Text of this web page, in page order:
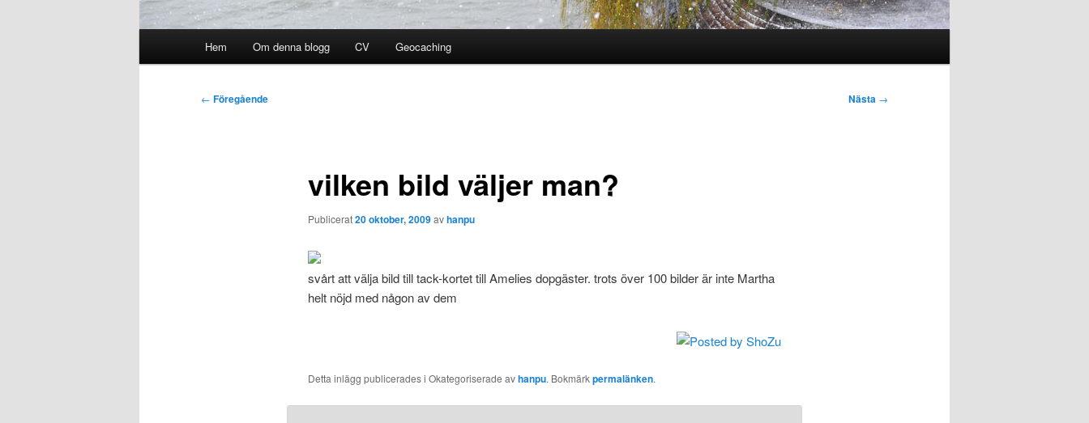
Hem Om denna blogg CV Geocaching
Inläggsnavigering
← Föregående Nästa →
vilken bild väljer man?
Publicerat20 oktober, 2009avhanpu
svårt att välja bild till tack-kortet till Amelies dopgäster. trots över 100 bilder är inte Martha
helt nöjd med någon av dem
Detta inlägg publicerades i Okategoriserade avhanpu. Bokmärkpermalänken.